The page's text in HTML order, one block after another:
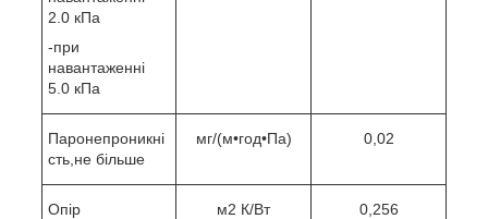
2.0 кПа
-при
навантаженні
5.0 кПа
Паронепроникні
сть,не більше
мг/(м•год•Па) 0,02
Опір
м2 К/Вт 0,256